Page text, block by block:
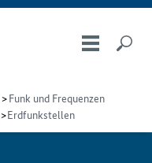
Funk und Frequenzen
Erdfunkstellen